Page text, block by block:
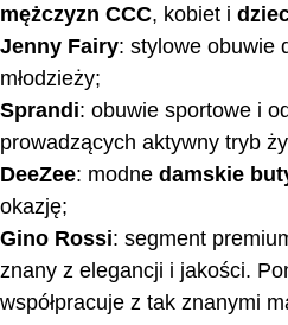
mężczyzn CCC, kobiet i
Jenny Fairy: stylowe obuwie
młodzieży;
Sprandi: obuwie sportowe i
prowadzących aktywny tryb
DeeZee: modne damskie
okazję;
Gino Rossi: segment
znany z elegancji i jakości.
współpracuje z tak znanymi